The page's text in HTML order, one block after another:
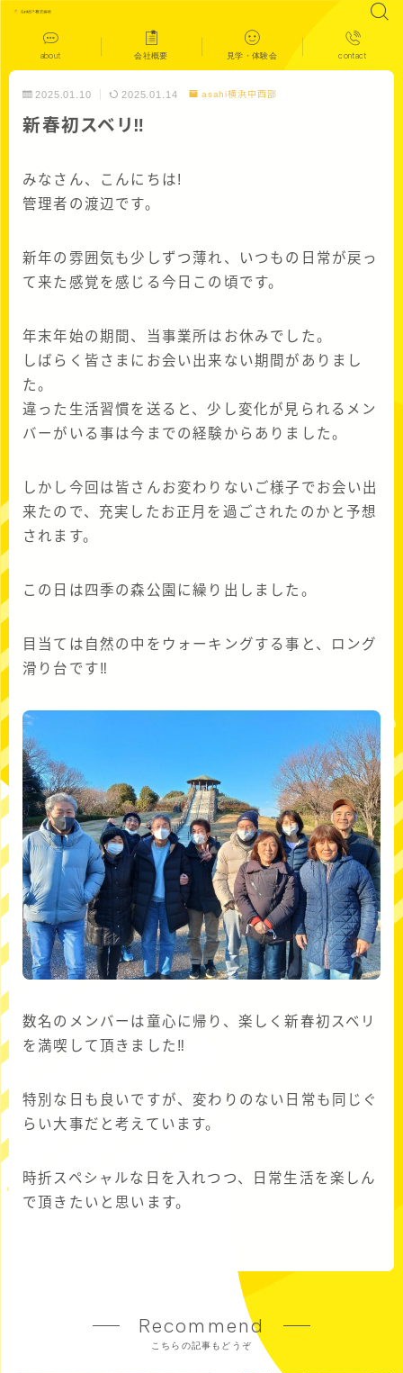
about 会社概要 見学・体験会 contact
2025.01.10 2025.01.14 asahi横浜中西部
新春初スベリ‼
みなさん、こんにちは!
管理者の渡辺です。
新年の雰囲気も少しずつ薄れ、いつもの日常が戻っ
て来た感覚を感じる今日この頃です。
年末年始の期間、当事業所はお休みでした。
しばらく皆さまにお会い出来ない期間がありまし
た。
違った生活習慣を送ると、少し変化が見られるメン
バーがいる事は今までの経験からありました。
しかし今回は皆さんお変わりないご様子でお会い出
来たので、充実したお正月を過ごされたのかと予想
されます。
この日は四季の森公園に繰り出しました。
目当ては自然の中をウォーキングする事と、ロング
滑り台です‼
数名のメンバーは童心に帰り、楽しく新春初スベリ
を満喫して頂きました‼
特別な日も良いですが、変わりのない日常も同じぐ
らい大事だと考えています。
時折スペシャルな日を入れつつ、日常生活を楽しん
で頂きたいと思います。
Recommend
こちらの記事もどうぞ